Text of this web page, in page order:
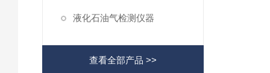
液化石油气检测仪器
查看全部产品 >>